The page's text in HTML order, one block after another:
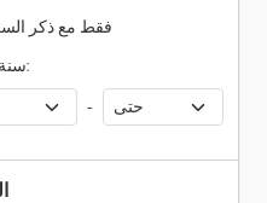
فقط مع ذكر
سنة الصنع:
-